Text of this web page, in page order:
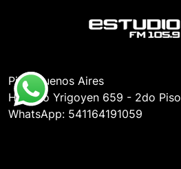
Pilar, Buenos Aires
Hipólito Yrigoyen 659 - 2do Piso
WhatsApp: 541164191059